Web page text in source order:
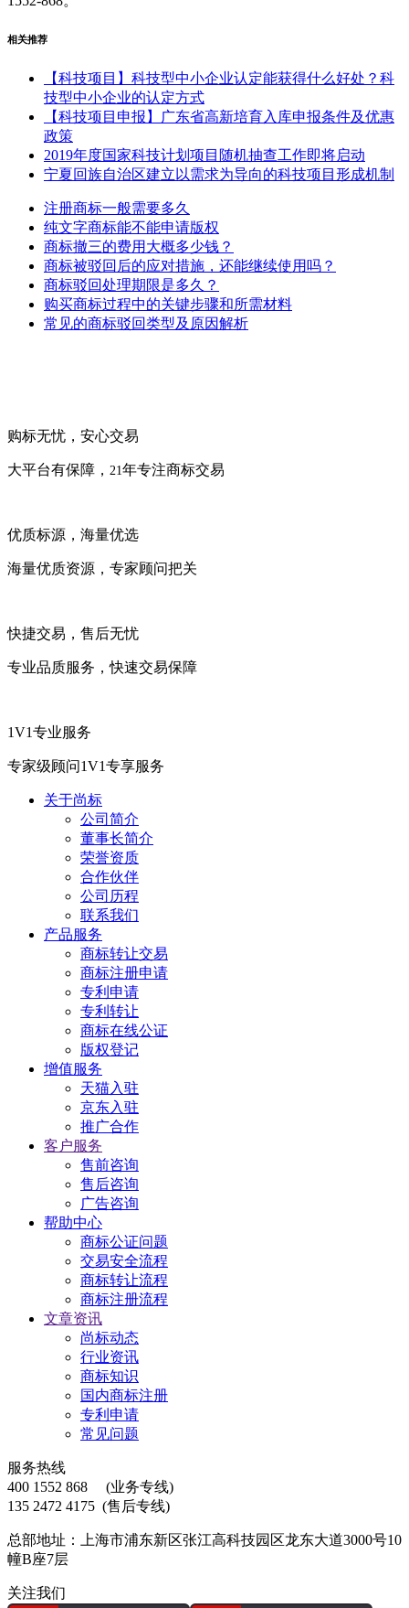
相关推荐
【科技项目】科技型中小企业认定能获得什么好处？科
技型中小企业的认定方式
【科技项目申报】广东省高新培育入库申报条件及优惠
政策
2019年度国家科技计划项目随机抽查工作即将启动
宁夏回族自治区建立以需求为导向的科技项目形成机制
注册商标一般需要多久
纯文字商标能不能申请版权
商标撤三的费用大概多少钱？
商标被驳回后的应对措施，还能继续使用吗？
商标驳回处理期限是多久？
购买商标过程中的关键步骤和所需材料
常见的商标驳回类型及原因解析
购标无忧，安心交易
大平台有保障， 21 年专注商标交易
优质标源，海量优选
海量优质资源，专家顾问把关
快捷交易，售后无忧
专业品质服务，快速交易保障
1V1专业服务
专家级顾问1V1专享服务
关于尚标
公司简介
董事长简介
荣誉资质
合作伙伴
公司历程
联系我们
产品服务
商标转让交易
商标注册申请
专利申请
专利转让
商标在线公证
版权登记
增值服务
天猫入驻
京东入驻
推广合作
客户服务
售前咨询
售后咨询
广告咨询
帮助中心
商标公证问题
交易安全流程
商标转让流程
商标注册流程
文章资讯
尚标动态
行业资讯
商标知识
国内商标注册
专利申请
常见问题
服务热线
400 1552 868
(业务专线)
135 2472 4175 (售后专线)
总部地址：上海市浦东新区张江高科技园区龙东大道3000号10
幢B座7层
关注我们